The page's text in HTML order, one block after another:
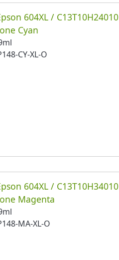
604XL / C13T10H24010
Cyan
CY-XL-O
604XL / C13T10H34010
Magenta
MA-XL-O